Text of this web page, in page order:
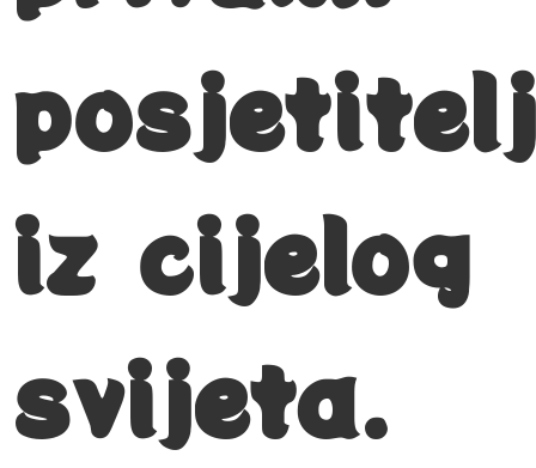
iz cijelog
svijeta.